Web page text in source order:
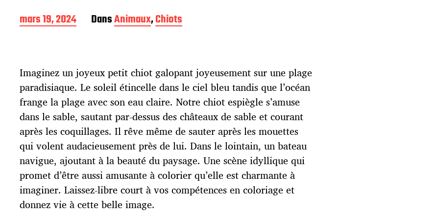
D
a
e
p
u
b
l
i
c
a
t
i
o
n
mars 19, 2024 DansAnimaux,Chiots
Imaginez un joyeux petit chiot galopant joyeusement sur une plage
paradisiaque. Le soleil étincelle dans le ciel bleu tandis que l’océan
frange la plage avec son eau claire. Notre chiot espiègle s’amuse
dans le sable, sautant par-dessus des châteaux de sable et courant
après les coquillages. Il rêve même de sauter après les mouettes
qui volent audacieusement près de lui. Dans le lointain, un bateau
navigue, ajoutant à la beauté du paysage. Une scène idyllique qui
promet d’être aussi amusante à colorier qu’elle est charmante à
imaginer. Laissez-libre court à vos compétences en coloriage et
donnez vie à cette belle image.